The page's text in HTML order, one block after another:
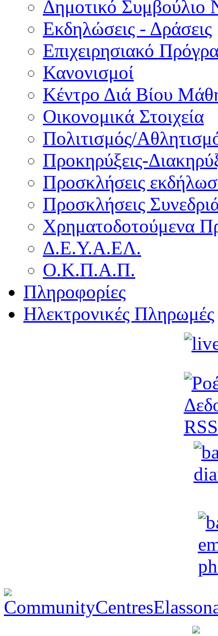
Δημοτικό Συμβούλιο
Εκδηλώσεις - Δράσεις
Επιχειρησιακό
Κανονισμοί
Κέντρο Διά Βίου
Οικονομικά Στοιχεία
Πολιτισμός/
Προκηρύξεις-
Προσκλήσεις
Προσκλήσεις
Χρηματοδοτούμενα
Δ.Ε.Υ.Α.ΕΛ.
Ο.Κ.Π.Α.Π.
Πληροφορίες
Ηλεκτρονικές Πληρωμές